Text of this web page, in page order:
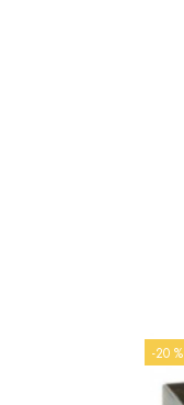
-20 %